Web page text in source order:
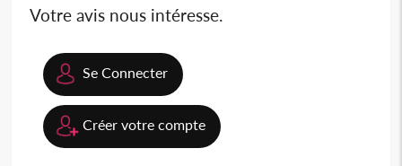
Votre avis nous intéresse.
Se Connecter
Créer votre compte